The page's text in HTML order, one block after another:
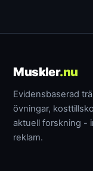
Muskler.nu
Evidensbaserad
övningar,
aktuell forskning -
reklam.